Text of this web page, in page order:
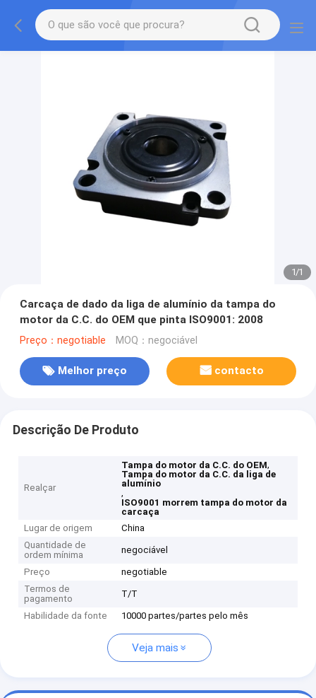
1/1
Carcaça de dado da liga de alumínio da tampa do
motor da C.C. do OEM que pinta ISO9001: 2008
Preço：negotiable MOQ：negociável
Melhor preço contacto
Descrição De Produto
Realçar
Tampa do motor da C.C. do OEM,
Tampa do motor da C.C. da liga de
alumínio
,
ISO9001 morrem tampa do motor da
carcaça
Lugar de origem
China
Quantidade de
ordem mínima
negociável
Preço
negotiable
Termos de
pagamento
T/T
Habilidade da fonte 10000 partes/partes pelo mês
Veja mais